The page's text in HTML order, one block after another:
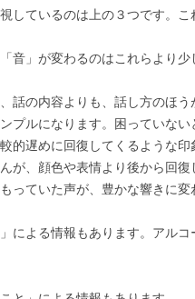
しているのは上の３つです。こ
音」が変わるのはこれらより少
話の内容よりも、話し方のほ
プルになります。困っていな
的遅めに回復してくるような
が、顔色や表情より後から回
っていた声が、豊かな響きに変
による情報もあります。アル